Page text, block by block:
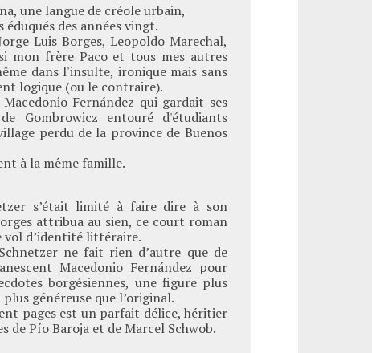
une langue de créole urbain,
des années vingt.
Luis Borges, Leopoldo Marechal,
mon frère Paco et tous mes autres
dans l'insulte, ironique mais sans
logique (ou le contraire).
Fernández qui gardait ses
Gombrowicz entouré d'étudiants
perdu de la province de Buenos
à la même famille.
s’était limité à faire dire à son
attribua au sien, ce court roman
vol d’identité littéraire.
ne fait rien d’autre que de
Macedonio Fernández pour
borgésiennes, une figure plus
généreuse que l’original.
pages est un parfait délice, héritier
de Pío Baroja et de Marcel Schwob.